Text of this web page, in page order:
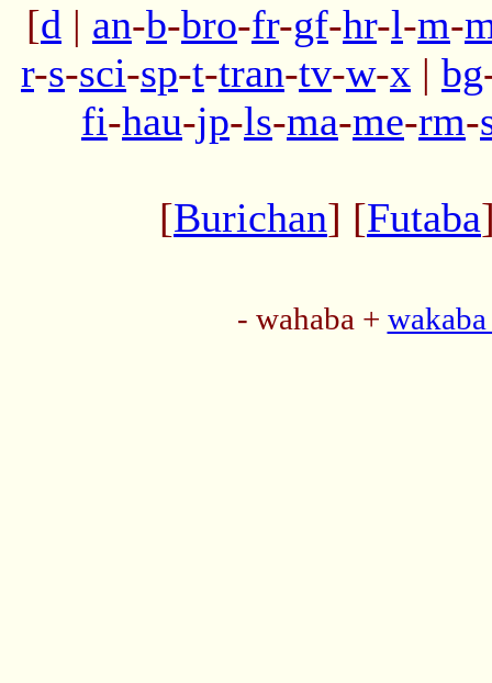
[d | an-b-bro-fr-gf-hr-l-m-
r-s-sci-sp-t-tran-tv-w-x | bg
fi-hau-jp-ls-ma-me-rm-
[Burichan] [Futaba
- wahaba +